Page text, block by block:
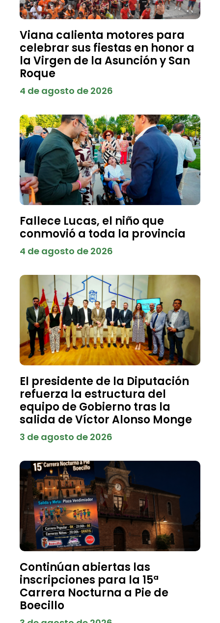
Viana calienta motores para
celebrar sus fiestas en honor a
la Virgen de la Asunción y San
Roque
4 de agosto de 2026
Fallece Lucas, el niño que
conmovió a toda la provincia
4 de agosto de 2026
El presidente de la Diputación
refuerza la estructura del
equipo de Gobierno tras la
salida de Víctor Alonso Monge
3 de agosto de 2026
Continúan abiertas las
inscripciones para la 15ª
Carrera Nocturna a Pie de
Boecillo